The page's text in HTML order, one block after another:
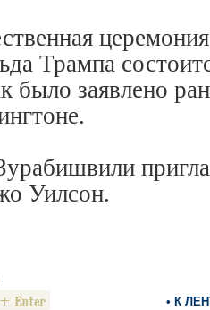
Трампа
заявлено
Уилсон.
• К